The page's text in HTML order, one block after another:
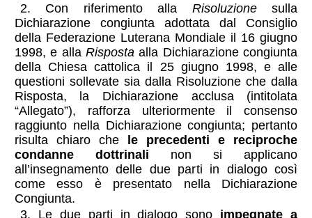
2. Con riferimento alla Risoluzionesulla
Dichiarazione congiunta adottata dal Consiglio
della Federazione Luterana Mondiale il 16 giugno
1998, e alla Risposta alla Dichiarazione congiunta
della Chiesa cattolica il 25 giugno 1998, e alle
questioni sollevate sia dalla Risoluzione che dalla
Risposta, la Dichiarazione acclusa (intitolata
“Allegato”), rafforza ulteriormente il consenso
raggiunto nella Dichiarazione congiunta; pertanto
risulta chiaro che le precedenti e reciproche
condanne dottrinali non si applicano
all’insegnamento delle due parti in dialogo così
come esso è presentato nella Dichiarazione
Congiunta.
3. Le due parti in dialogo sono impegnate a